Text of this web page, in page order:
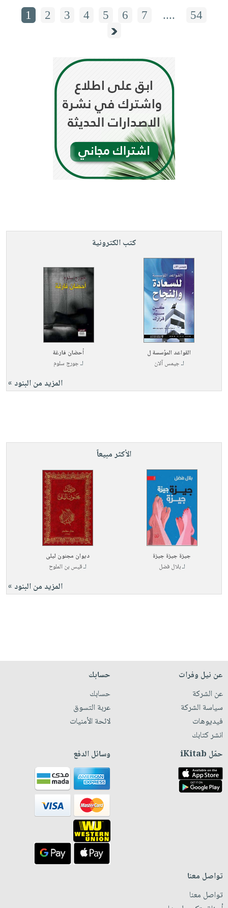
1 2 3 4 5 6 7 .... 54
كتب الكترونية
القواعد المؤسسة ل
لـجيمس آلان
أحضان فارغة
لـجورج سلوم
المزيد من البنود »
الأكثر مبيعاً
جيزة جيزة جيزة
لـبلال فضل
ديوان مجنون ليلى
لـقيس بن الملوح
المزيد من البنود »
عن نيل وفرات
عن الشركة
سياسة الشركة
فيديوهات
انشر كتابك
حسابك
حسابك
عربة التسوق
لائحة الأمنيات
حمّل iKitab وسائل الدفع
تواصل معنا
تواصل معنا